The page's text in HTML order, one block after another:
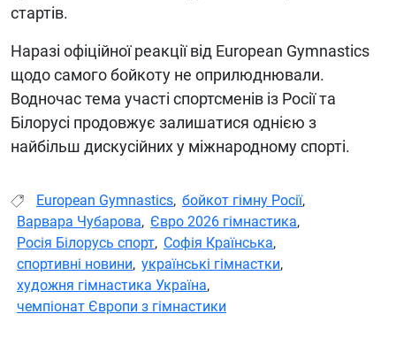
стартів.
Наразі офіційної реакції від European Gymnastics
щодо самого бойкоту не оприлюднювали.
Водночас тема участі спортсменів із Росії та
Білорусі продовжує залишатися однією з
найбільш дискусійних у міжнародному спорті.
European Gymnastics, бойкот гімну Росії,
Варвара Чубарова, Євро 2026 гімнастика,
Росія Білорусь спорт, Софія Країнська,
спортивні новини, українські гімнастки,
художня гімнастика Україна,
чемпіонат Європи з гімнастики